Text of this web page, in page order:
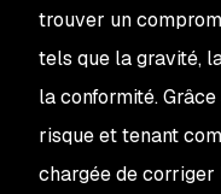
trouver un
tels que la gravité,
la conformité.
risque et tenant
chargée de